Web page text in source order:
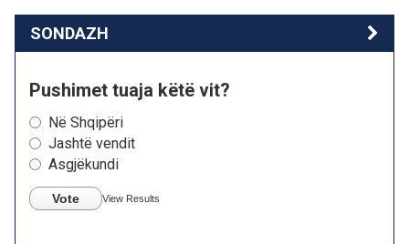
SONDAZH
Pushimet tuaja këtë vit?
Në Shqipëri
Jashtë vendit
Asgjëkundi
Vote View Results